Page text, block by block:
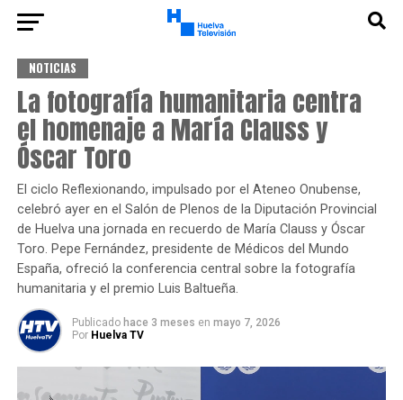
NOTICIAS
La fotografía humanitaria centra
el homenaje a María Clauss y
Óscar Toro
El ciclo Reflexionando, impulsado por el Ateneo Onubense,
celebró ayer en el Salón de Plenos de la Diputación Provincial
de Huelva una jornada en recuerdo de María Clauss y Óscar
Toro. Pepe Fernández, presidente de Médicos del Mundo
España, ofreció la conferencia central sobre la fotografía
humanitaria y el premio Luis Baltueña.
Publicado hace 3 meses en mayo 7, 2026
Por Huelva TV